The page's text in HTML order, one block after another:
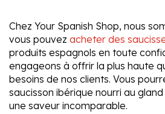
Chez Your Spanish Shop, nous
vous pouvez acheter des
produits espagnols en toute
engageons à offrir la plus haute
besoins de nos clients. Vous
saucisson ibérique nourri au
une saveur incomparable.